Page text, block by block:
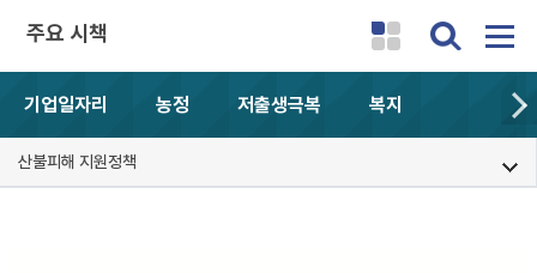
주요 시책
기업일자리 농정 저출생극복 복지
산불피해 지원정책